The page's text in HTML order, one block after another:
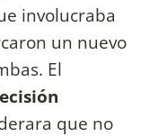
involucraba
un nuevo
El
que no